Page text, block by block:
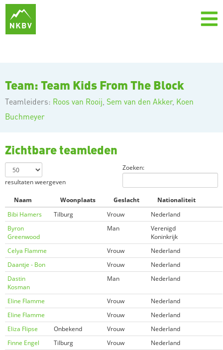
Team: Team Kids From The Block
Teamleiders: Roos van Rooij, Sem van den Akker, Koen
Buchmeyer
Zichtbare teamleden
resultaten weergeven
Zoeken:
Naam Woonplaats Geslacht
Nationaliteit
Bibi Hamers
Tilburg Vrouw
Nederland
Byron
Greenwood
Man
Verenigd
Koninkrijk
Celya Flamme
Vrouw
Nederland
Daantje - Bon
Vrouw
Nederland
Dastin
Kosman
Man Nederland
Eline Flamme Vrouw
Nederland
Eline Flamme
Vrouw
Nederland
Eliza Flipse
Onbekend Vrouw
Nederland
Finne Engel
Tilburg Vrouw
Nederland